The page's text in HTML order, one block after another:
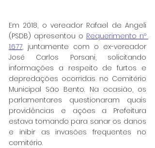
Em 2018, o vereador Rafael de Angeli
(PSDB) apresentou o Requerimento nº
1.677, juntamente com o ex-vereador
José Carlos Porsani, solicitando
informações a respeito de furtos e
depredações ocorridas no Cemitério
Municipal São Bento. Na ocasião, os
parlamentares questionaram quais
providências e ações a Prefeitura
estava tomando para sanar os danos
e inibir as invasões frequentes no
cemitério.